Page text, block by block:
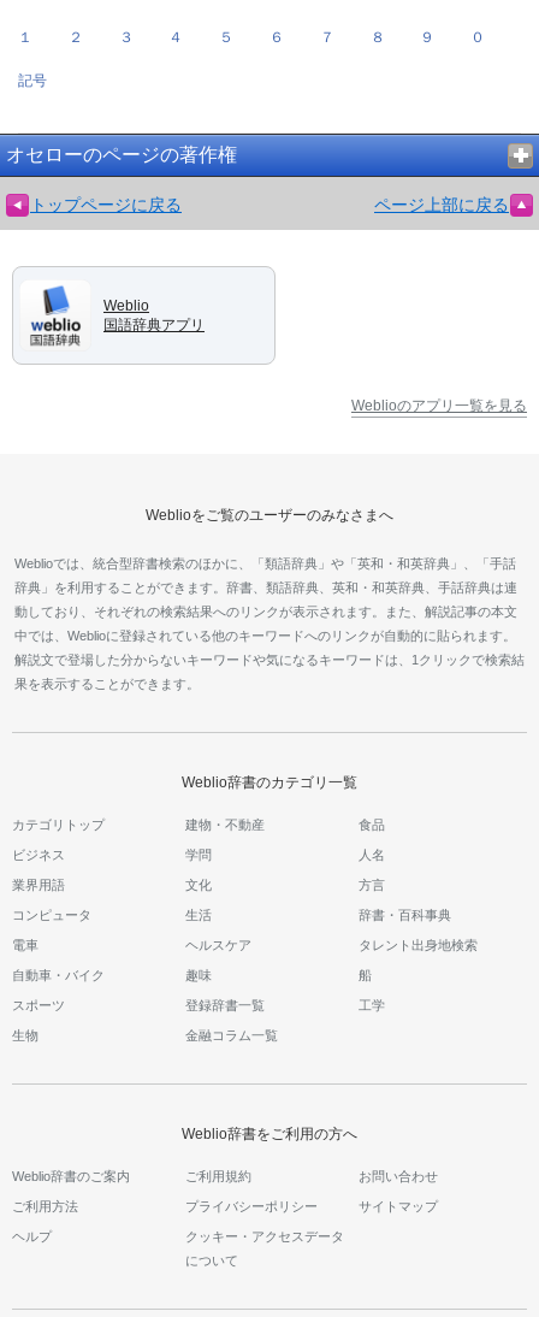
１ ２ ３ ４ ５ ６ ７ ８ ９ ０
記号
オセローのページの著作権
トップページに戻る ページ上部に戻る
Weblio
国語辞典アプリ
Weblioのアプリ一覧を見る
Weblioをご覧のユーザーのみなさまへ
Weblioでは、統合型辞書検索のほかに、「類語辞典」や「英和・和英辞典」、「手話
辞典」を利用することができます。辞書、類語辞典、英和・和英辞典、手話辞典は連
動しており、それぞれの検索結果へのリンクが表示されます。また、解説記事の本文
中では、Weblioに登録されている他のキーワードへのリンクが自動的に貼られます。
解説文で登場した分からないキーワードや気になるキーワードは、1クリックで検索結
果を表示することができます。
Weblio辞書のカテゴリ一覧
カテゴリトップ 建物・不動産 食品
ビジネス 学問 人名
業界用語 文化 方言
コンピュータ 生活 辞書・百科事典
電車 ヘルスケア タレント出身地検索
自動車・バイク 趣味 船
スポーツ 登録辞書一覧 工学
生物 金融コラム一覧
Weblio辞書をご利用の方へ
Weblio辞書のご案内 ご利用規約 お問い合わせ
ご利用方法 プライバシーポリシー サイトマップ
ヘルプ
クッキー・アクセスデータ
について